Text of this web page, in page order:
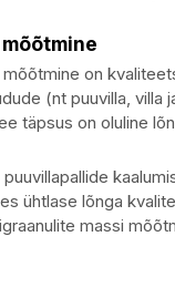
on
(nt puuvilla,
täpsus on oluline
ühtlase lõnga
massi